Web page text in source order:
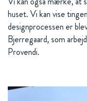
huset. Vi kan vise
designprocessen er
Bjerregaard, som
Provendi.